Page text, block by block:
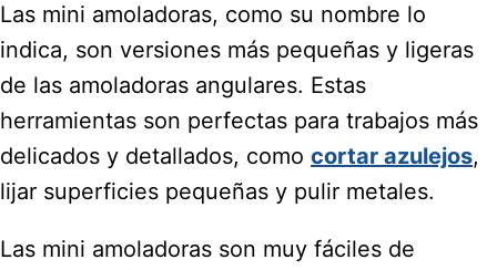
Las mini amoladoras, como su nombre lo
indica, son versiones más pequeñas y ligeras
de las amoladoras angulares. Estas
herramientas son perfectas para trabajos más
delicados y detallados, como cortar azulejos,
lijar superficies pequeñas y pulir metales.
Las mini amoladoras son muy fáciles de